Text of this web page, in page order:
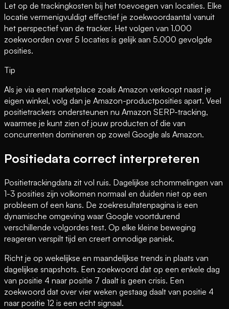
Let op de trackingkosten bij het toevoegen van locaties. Elke
locatie vermenigvuldigt effectief je zoekwoordaantal vanuit
het perspectief van de tracker. Het volgen van 1.000
zoekwoorden over 5 locaties is gelijk aan 5.000 gevolgde
posities.
Tip
Als je via een marketplace zoals Amazon verkoopt naast je
eigen winkel, volg dan je Amazon-productposities apart. Veel
positietrackers ondersteunen nu Amazon SERP-tracking,
waarmee je kunt zien of jouw producten of die van
concurrenten domineren op zowel Google als Amazon.
Positiedata correct interpreteren
Positietrackingdata zit vol ruis. Dagelijkse schommelingen van
1-3 posities zijn volkomen normaal en duiden niet op een
probleem of een kans. De zoekresultatenpagina is een
dynamische omgeving waar Google voortdurend
verschillende volgordes test. Op elke kleine beweging
reageren verspilt tijd en creert onnodige paniek.
Richt je op wekelijkse en maandelijkse trends in plaats van
dagelijkse snapshots. Een zoekwoord dat op een enkele dag
van positie 4 naar positie 7 daalt is geen crisis. Een
zoekwoord dat over vier weken gestaag daalt van positie 4
naar positie 12 is een echt signaal.